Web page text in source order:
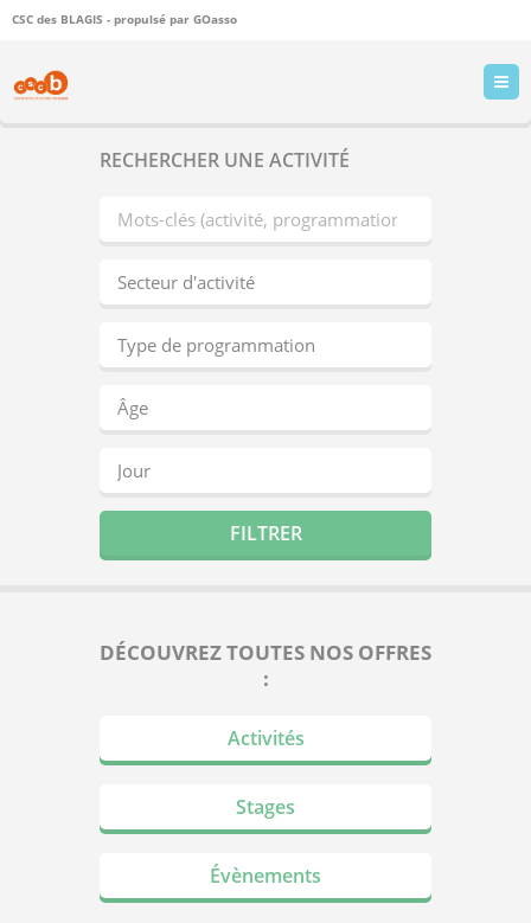
CSC des BLAGIS - propulsé par GOasso
RECHERCHER UNE ACTIVITÉ
DÉCOUVREZ TOUTES NOS OFFRES
:
Activités
Stages
Évènements